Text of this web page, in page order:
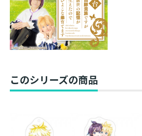
セット内容 ： 1．原作小説1巻
クスオンラインストア限定特典SS
3.．コミックス4巻
ックスオンラインストア限定特典
4．ポストカードセッ
5．ポストカードセッ
このシリーズの商品